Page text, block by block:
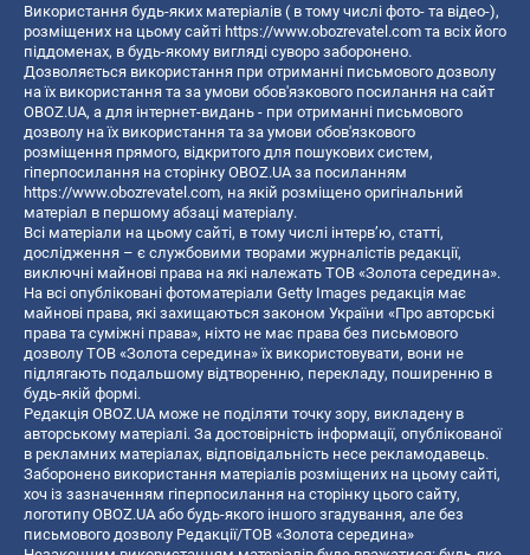
Використання будь-яких матеріалів ( в тому числі фото- та відео-),
розміщених на цьому сайті https://www.obozrevatel.com та всіх його
піддоменах, в будь-якому вигляді суворо заборонено.
Дозволяється використання при отриманні письмового дозволу
на їх використання та за умови обов'язкового посилання на сайт
OBOZ.UA, а для інтернет-видань - при отриманні письмового
дозволу на їх використання та за умови обов'язкового
розміщення прямого, відкритого для пошукових систем,
гіперпосилання на сторінку OBOZ.UA за посиланням
https://www.obozrevatel.com, на якій розміщено оригінальний
матеріал в першому абзаці матеріалу.
Всі матеріали на цьому сайті, в тому числі інтерв’ю, статті,
дослідження – є службовими творами журналістів редакції,
виключні майнові права на які належать ТОВ «Золота середина».
На всі опубліковані фотоматеріали Getty Images редакція має
майнові права, які захищаються законом України «Про авторські
права та суміжні права», ніхто не має права без письмового
дозволу ТОВ «Золота середина» їх використовувати, вони не
підлягають подальшому відтворенню, перекладу, поширенню в
будь-якій формі.
Редакція OBOZ.UA може не поділяти точку зору, викладену в
авторському матеріалі. За достовірність інформації, опублікованої
в рекламних матеріалах, відповідальність несе рекламодавець.
Заборонено використання матеріалів розміщених на цьому сайті,
хоч із зазначенням гіперпосилання на сторінку цього сайту,
логотипу OBOZ.UA або будь-якого іншого згадування, але без
письмового дозволу Редакції/ТОВ «Золота середина»